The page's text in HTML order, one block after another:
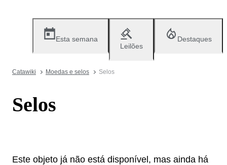
Esta semana
Leilões
Destaques
Catawiki Moedas e selos Selos
Selos
Este objeto já não está disponível, mas ainda há